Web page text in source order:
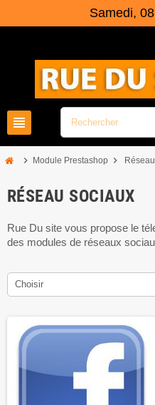
Samedi,
view_headline
chevron_right Module Prestashop chevron_right
RÉSEAU SOCIAUX
Rue Du site vous propose le
des modules de réseaux
Choisir